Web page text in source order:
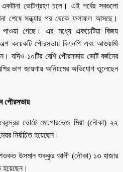
একটানা ভোটগ্রহণ চলে। এই পর্বের সবগুলো
শেষে সন্ধ্যার পর থেকে ফলাফল আসছে।
গেছে। এর মধ্যে একচেটিয়া বিজয়
কয়েকটি পৌরসভায় বিএনপি এবং আওয়ামী
যদিও ১০টির বেশি পৌরসভায় ভোট বর্জনের
ভাগ জায়গায় অনিয়মের অভিযোগ তুলেছেন
পৌরসভায়
ভোটে মো.পার‌ভেজ মিয়া (নৌকা) ২২
নির্বাচিত হয়েছেন।
শওকত উসমান শুক্কুর আলী (নৌকা) ১৩ হাজার
হয়েছেন।